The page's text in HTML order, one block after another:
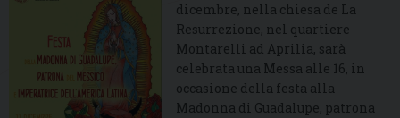
dicembre, nella chiesa de La
Resurrezione, nel quartiere
Montarelli ad Aprilia, sarà
celebrata una Messa alle 16, in
occasione della festa alla
Madonna di Guadalupe, patrona